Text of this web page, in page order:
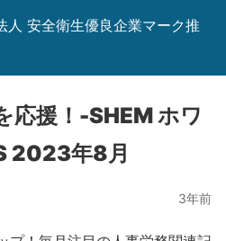
安全衛生優良企業マーク推
応援！-SHEM ホワ
2023年8月
3年前